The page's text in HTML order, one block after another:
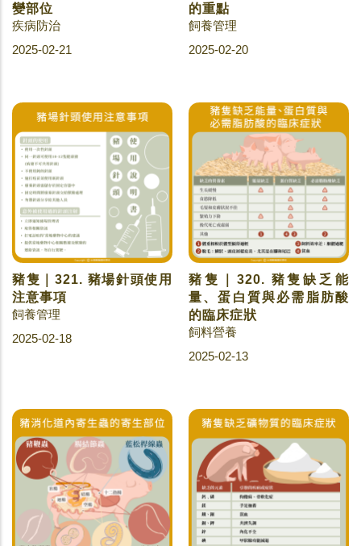
變部位
疾病防治
2025-02-21
的重點
飼養管理
2025-02-20
豬隻｜321. 豬場針頭使用
注意事項
飼養管理
2025-02-18
豬隻｜320. 豬隻缺乏能
量、蛋白質與必需脂肪酸
的臨床症狀
飼料營養
2025-02-13